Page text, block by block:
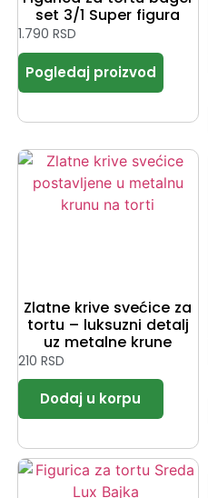
set 3/1 Super figura
1.790 RSD
Zlatne krive svećice za
tortu – luksuzni detalj
uz metalne krune
210 RSD